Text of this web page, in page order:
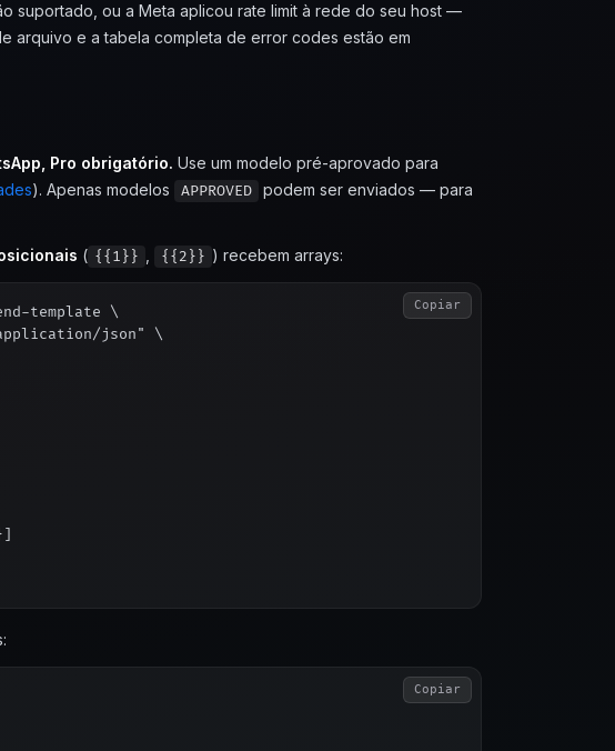
suportado, ou a Meta aplicou rate limit à rede do seu host —
arquivo e a tabela completa de error codes estão em
Pro obrigatório. Use um modelo pré-aprovado para
). Apenas modelos APPROVED
podem ser enviados — para
( {{1}} {{2}} ) recebem arrays:
template \
json" \
Copiar
Copiar